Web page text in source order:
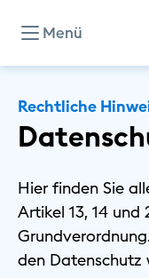
Menü
Unternehmen
Investor Relations
Rechtliche
Hier finden Sie
Artikel 13, 14 und
den Datenschutz